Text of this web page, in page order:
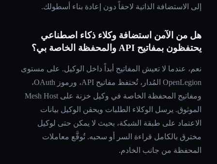
إلى الاستضافة الذاتية لاحقاً دون إعادة بناء أسطولك.
هل من الآمن استضافة وكلاء ذكاء اصطناعي
يحتفظون بمفاتيح API والمحفظة الخاصة بي؟
نعم، عندما لا تعيش المفاتيح أبداً داخل الوكيل. على مستوى
OpenLegion المُدار، تُحتفظ مفاتيح API، ورموز OAuth،
ومفاتيح المحفظة الخاصة في وكيل خزنة على Mesh Host
الموثوق. يرسل الوكلاء الطلبات ويحقن الوكيل بيانات
الاعتماد على طبقة الشبكة، بحيث لا يمكن حتى لوكيل
مخترق بالكامل قراءة السر أو سحبه. تُوقَّع معاملات
المحفظة من جانب الخادم.